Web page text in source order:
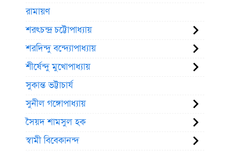
রামায়ণ
শরৎচন্দ্র চট্টোপাধ্যায়
শরদিন্দু বন্দ্যোপাধ্যায়
শীর্ষেন্দু মুখোপাধ্যায়
সুকান্ত ভট্টাচার্য
সুনীল গঙ্গোপাধ্যায়
সৈয়দ শামসুল হক
স্বামী বিবেকানন্দ